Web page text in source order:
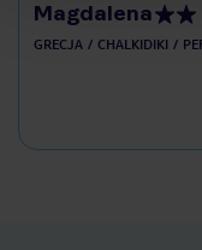
Magdalena
GRECJA CHALKIDIKI